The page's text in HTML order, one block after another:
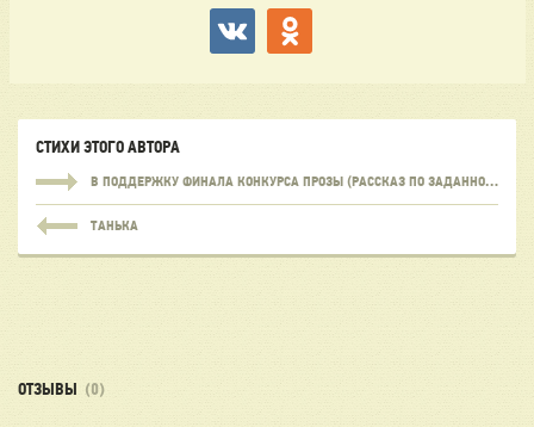
СТИХИ ЭТОГО АВТОРА
В ПОДДЕРЖКУ ФИНАЛА КОНКУРСА ПРОЗЫ (РАССКАЗ ПО ЗАДАННОМУ НАЧАЛУ)
ТАНЬКА
ОТЗЫВЫ (0)